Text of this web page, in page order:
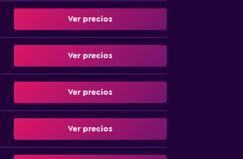
Ver precios
Ver precios
Ver precios
Ver precios